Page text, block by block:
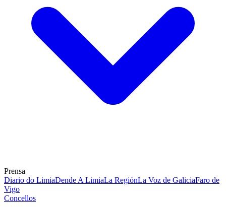
Prensa
Diario do LimiaDende A LimiaLa RegiónLa Voz de GaliciaFaro de
Vigo
Concellos